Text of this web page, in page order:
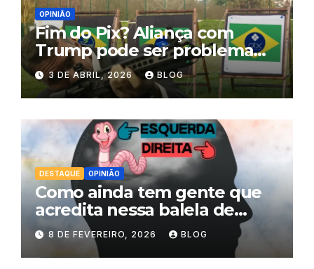
OPINIÃO
Fim do Pix? Aliança com
Trump pode ser problema
para Flávio Bolsonaro
3 DE ABRIL, 2026 BLOG
DESTAQUE OPINIÃO
Como ainda tem gente que
acredita nessa balela de
esquerda comunista e direita
libertária?
8 DE FEVEREIRO, 2026 BLOG